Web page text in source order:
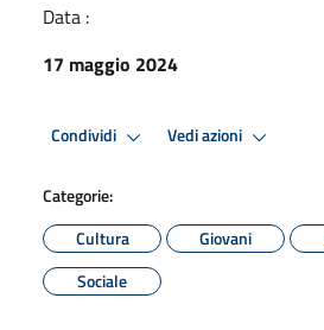
Data :
17 maggio 2024
Condividi Vedi azioni
Categorie:
Cultura
Giovani
Sociale